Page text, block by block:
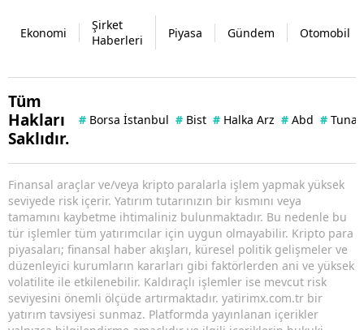
Ekonomi
Şirket
Haberleri
Piyasa Gündem Otomobil
Tüm
Hakları
Saklıdır.
# Borsa İstanbul # Bist # Halka Arz # Abd # Tuna
Finansal araçlar ve/veya kripto paralarla işlem yapmak yüksek
seviyede risk içerir. Yatırım tutarınızın bir kısmını veya
tamamını kaybetme ihtimaliniz bulunmaktadır. Bu nedenle bu
tür işlemler tüm yatırımcılar için uygun olmayabilir. Kripto para
piyasaları; finansal haber akışları, küresel politik gelişmeler ve
düzenleyici kurumların kararları gibi faktörlerden ani ve yüksek
volatilite ile etkilenebilir. Kaldıraçlı işlemler ise mevcut risk
seviyesini önemli ölçüde artırmaktadır. yatirimx.com.tr bir
yatırım tavsiyesi sunmaz. Platformda yayınlanan içerikler